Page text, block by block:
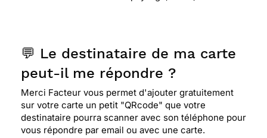
💬 Le destinataire de ma carte
peut-il me répondre ?
Merci Facteur vous permet d'ajouter gratuitement
sur votre carte un petit "QRcode" que votre
destinataire pourra scanner avec son téléphone pour
vous répondre par email ou avec une carte.